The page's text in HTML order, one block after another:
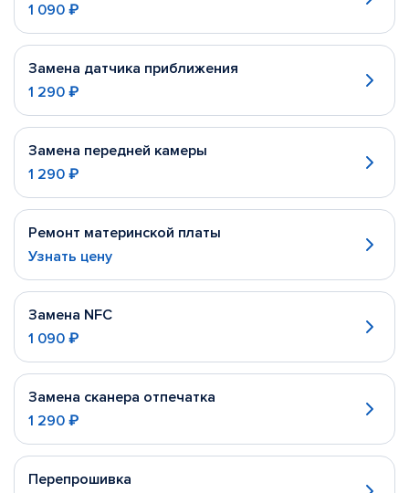
1 090 ₽
Замена датчика приближения
1 290 ₽
Замена передней камеры
1 290 ₽
Ремонт материнской платы
Узнать цену
Замена NFC
1 090 ₽
Замена сканера отпечатка
1 290 ₽
Перепрошивка